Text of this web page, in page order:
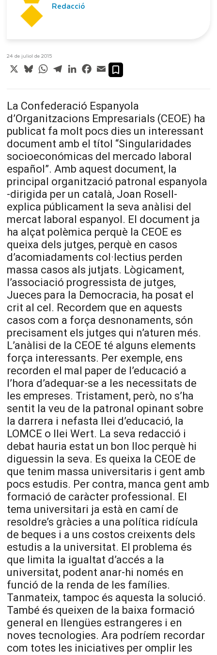
Redacció
24 de juliol de 2015
X BlueskyWhatsApp
TelegramLinkedInFacebook
Email
La Confederació Espanyola
d’Organitzacions Empresarials (CEOE) ha
publicat fa molt pocs dies un interessant
document amb el títol “Singularidades
socioeconómicas del mercado laboral
español”. Amb aquest document, la
principal organització patronal espanyola
-dirigida per un català, Joan Rosell-
explica públicament la seva anàlisi del
mercat laboral espanyol. El document ja
ha alçat polèmica perquè la CEOE es
queixa dels jutges, perquè en casos
d’acomiadaments col·lectius perden
massa casos als jutjats. Lògicament,
l’associació progressista de jutges,
Jueces para la Democracia, ha posat el
crit al cel. Recordem que en aquests
casos com a força desnonaments, són
precisament els jutges qui n’aturen més.
L’anàlisi de la CEOE té alguns elements
força interessants. Per exemple, ens
recorden el mal paper de l’educació a
l’hora d’adequar-se a les necessitats de
les empreses. Tristament, però, no s’ha
sentit la veu de la patronal opinant sobre
la darrera i nefasta llei d’educació, la
LOMCE o llei Wert. La seva redacció i
debat hauria estat un bon lloc perquè hi
diguessin la seva. Es queixa la CEOE de
que tenim massa universitaris i gent amb
pocs estudis. Per contra, manca gent amb
formació de caràcter professional. El
tema universitari ja està en camí de
resoldre’s gràcies a una política ridícula
de beques i a uns costos creixents dels
estudis a la universitat. El problema és
que limita la igualtat d’accés a la
universitat, podent anar-hi només en
funció de la renda de les famílies.
Tanmateix, tampoc és aquesta la solució.
També és queixen de la baixa formació
general en llengües estrangeres i en
noves tecnologies. Ara podríem recordar
com totes les iniciatives per omplir les